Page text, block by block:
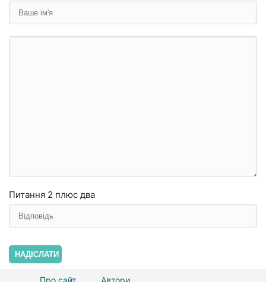
Питання 2 плюc двa
НАДІСЛАТИ
Про сайт Автори